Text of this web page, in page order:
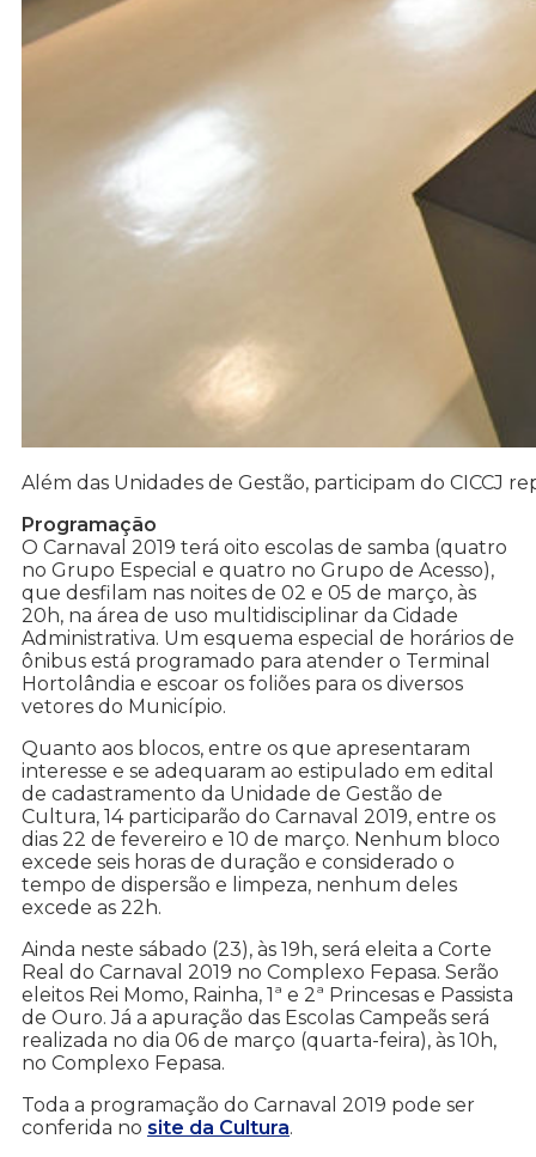
Além das Unidades de Gestão, participam do CICCJ
Programação
O Carnaval 2019 terá oito escolas de samba (quatro
no Grupo Especial e quatro no Grupo de Acesso),
que desfilam nas noites de 02 e 05 de março, às
20h, na área de uso multidisciplinar da Cidade
Administrativa. Um esquema especial de horários de
ônibus está programado para atender o Terminal
Hortolândia e escoar os foliões para os diversos
vetores do Município.
Quanto aos blocos, entre os que apresentaram
interesse e se adequaram ao estipulado em edital
de cadastramento da Unidade de Gestão de
Cultura, 14 participarão do Carnaval 2019, entre os
dias 22 de fevereiro e 10 de março. Nenhum bloco
excede seis horas de duração e considerado o
tempo de dispersão e limpeza, nenhum deles
excede as 22h.
Ainda neste sábado (23), às 19h, será eleita a Corte
Real do Carnaval 2019 no Complexo Fepasa. Serão
eleitos Rei Momo, Rainha, 1ª e 2ª Princesas e Passista
de Ouro. Já a apuração das Escolas Campeãs será
realizada no dia 06 de março (quarta-feira), às 10h,
no Complexo Fepasa.
Toda a programação do Carnaval 2019 pode ser
conferida no site da Cultura.